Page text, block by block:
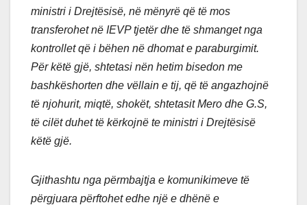
ministri i Drejtësisë, në mënyrë që të mos
transferohet në IEVP tjetër dhe të shmanget nga
kontrollet që i bëhen në dhomat e paraburgimit.
Për këtë gjë, shtetasi nën hetim bisedon me
bashkëshorten dhe vëllain e tij, që të angazhojnë
të njohurit, miqtë, shokët, shtetasit Mero dhe G.S,
të cilët duhet të kërkojnë te ministri i Drejtësisë
këtë gjë.
Gjithashtu nga përmbajtja e komunikimeve të
përgjuara përftohet edhe një e dhënë e